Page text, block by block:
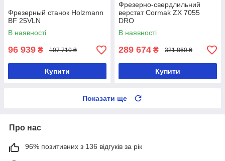
Фрезерный станок Holzmann
BF 25VLN
В наявності
96 939 ₴ 107 710 ₴
Купити
Фрезерно-свердлильний
верстат Cormak ZX 7055
DRO
В наявності
289 674 ₴ 321 860 ₴
Купити
Показати ще
Про нас
96% позитивних з 136 відгуків за рік